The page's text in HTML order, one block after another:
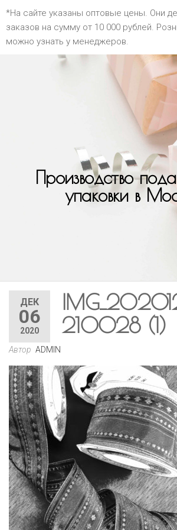
*На сайте указаны оптовые цены. Они
заказов на сумму от 10 000 рублей.
можно узнать у менеджеров.
Производство
упаковки в
ДЕК
06
2020
210028 (1)
Автор ADMIN